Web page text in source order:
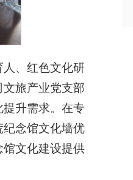
、红色文化研
旅产业党支部
升需求。在专
念馆文化墙优
文化建设提供